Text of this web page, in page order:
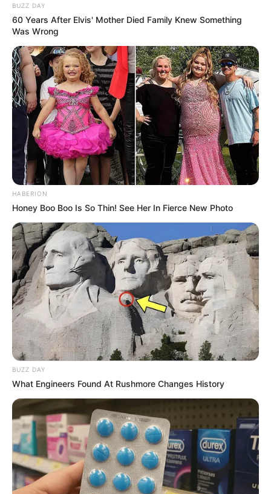
BUZZ DAY
60 Years After Elvis' Mother Died Family Knew Something
Was Wrong
HABERION
Honey Boo Boo Is So Thin! See Her In Fierce New Photo
BUZZ DAY
What Engineers Found At Rushmore Changes History